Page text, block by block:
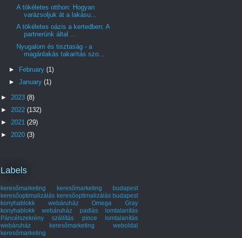
A tökéletes otthon: Hogyan
varázsoljuk át a lakásu...
A tökéletes oázis a kertedben: A
partnerünk által ...
Nyugalom és tisztaság - a
magánlakás takarítás szo...
► February (1)
► January (1)
► 2023 (8)
► 2022 (132)
► 2021 (29)
► 2020 (3)
Labels
keresőmarketing
keresőmarketing budapest
keresőoptimalizálás keresőoptimalizálás budapest
konyhablokk webáruház
Omega Gray
konyhablokk webáruház
padlás lomtalanítás
Páncélszekrény szállítás
pince lomtalanítás
webáruház keresőmarketing
weboldal
keresőmarketing